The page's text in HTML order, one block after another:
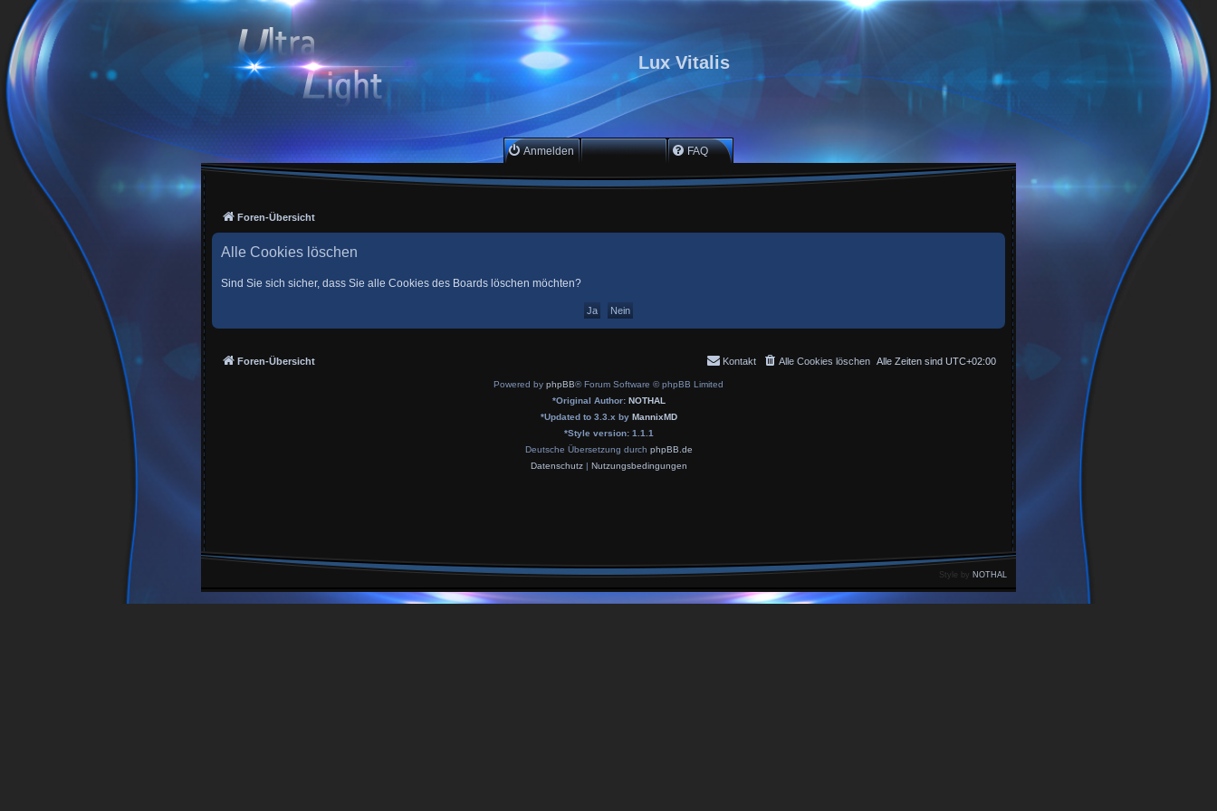
Lux Vitalis
Anmelden Registrieren FAQ
Foren-Übersicht
Alle Cookies löschen
Sind Sie sich sicher, dass Sie alle Cookies des Boards löschen möchten?
Foren-Übersicht Alle Zeiten sind UTC+02:00
Alle Cookies löschen
Kontakt
Powered by phpBB® Forum Software © phpBB Limited
*Original Author: NOTHAL
*Updated to 3.3.x by MannixMD
*Style version: 1.1.1
Deutsche Übersetzung durch phpBB.de
Datenschutz| Nutzungsbedingungen
Style by NOTHAL